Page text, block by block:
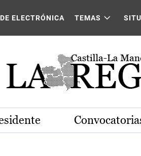
La Mancha
ELECTRÓNICA TEMAS